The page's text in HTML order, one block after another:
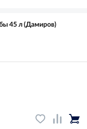
45 л (Дамиров)